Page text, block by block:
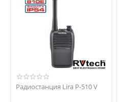
Радиостанция Lira P-510 V